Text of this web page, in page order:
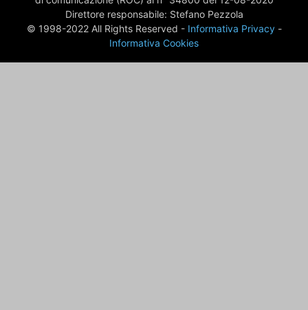
Direttore responsabile: Stefano Pezzola
© 1998-2022 All Rights Reserved - Informativa Privacy-
Informativa Cookies